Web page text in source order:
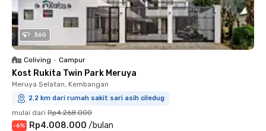
360
Coliving • Campur
Kost Rukita Twin Park Meruya
Meruya Selatan, Kembangan
2.2 km dari rumah sakit sari asih ciledug
mulai dari Rp4.268.000
-6% Rp4.008.000 /bulan